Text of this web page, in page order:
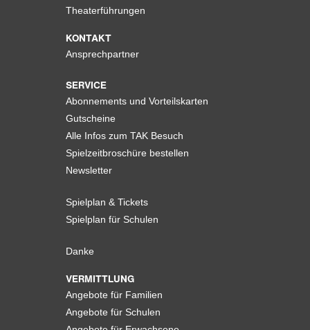
Theaterführungen
KONTAKT
Ansprechpartner
SERVICE
Abonnements und Vorteilskarten
Gutscheine
Alle Infos zum TAK Besuch
Spielzeitbroschüre bestellen
Newsletter
Spielplan & Tickets
Spielplan für Schulen
Danke
VERMITTLUNG
Angebote für Familien
Angebote für Schulen